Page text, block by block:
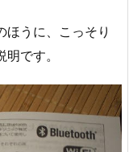
ほうに、こっそり
です。